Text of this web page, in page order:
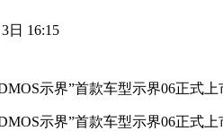
日 16:15
示界”首款车型示界06正式
示界”首款车型示界06正式